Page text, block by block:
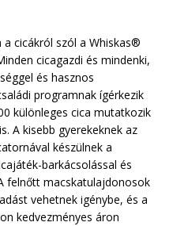
cicákról szól a Whiskas®
cicagazdi és mindenki,
és hasznos
programnak ígérkezik
különleges cica mutatkozik
A kisebb gyerekeknek az
készülnek a
barkácsolással és
felnőtt macskatulajdonosok
vehetnek igénybe, és a
kedvezményes áron